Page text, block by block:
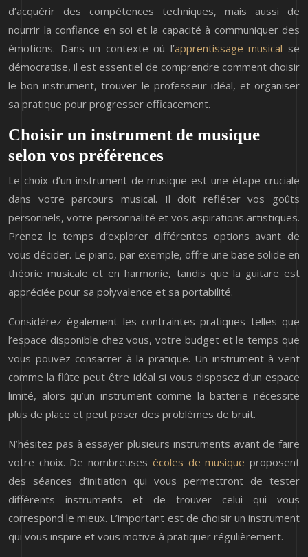
d’acquérir des compétences techniques, mais aussi de
nourrir la confiance en soi et la capacité à communiquer des
émotions. Dans un contexte où l’apprentissage musical se
démocratise, il est essentiel de comprendre comment choisir
le bon instrument, trouver le professeur idéal, et organiser
sa pratique pour progresser efficacement.
Choisir un instrument de musique
selon vos préférences
Le choix d’un instrument de musique est une étape cruciale
dans votre parcours musical. Il doit refléter vos goûts
personnels, votre personnalité et vos aspirations artistiques.
Prenez le temps d’explorer différentes options avant de
vous décider. Le piano, par exemple, offre une base solide en
théorie musicale et en harmonie, tandis que la guitare est
appréciée pour sa polyvalence et sa portabilité.
Considérez également les contraintes pratiques telles que
l’espace disponible chez vous, votre budget et le temps que
vous pouvez consacrer à la pratique. Un instrument à vent
comme la flûte peut être idéal si vous disposez d’un espace
limité, alors qu’un instrument comme la batterie nécessite
plus de place et peut poser des problèmes de bruit.
N’hésitez pas à essayer plusieurs instruments avant de faire
votre choix. De nombreuses écoles de musiqueproposent
des séances d’initiation qui vous permettront de tester
différents instruments et de trouver celui qui vous
correspond le mieux. L’important est de choisir un instrument
qui vous inspire et vous motive à pratiquer régulièrement.